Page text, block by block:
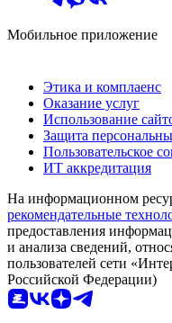
Мобильное приложение
Этика и комплаенс
Оказание услуг
Использование
Защита
Пользовательское
ИТ аккредитация
На информационном
рекомендательные
предоставления
и анализа сведений,
пользователей сети
Российской Федерации)